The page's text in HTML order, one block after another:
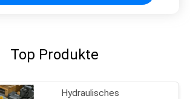
Top Produkte
Hydraulisches